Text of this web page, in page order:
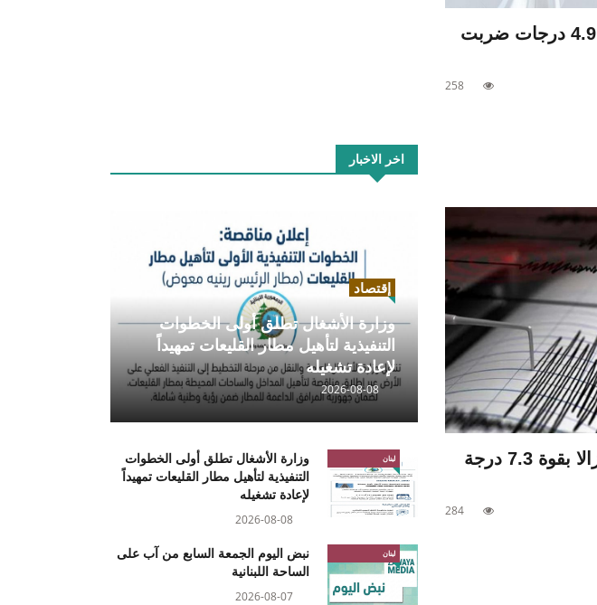
عاجل| هزة أرضية بقوة 4.9 درجات ضربت
258
عاجل| الصين تسجل زلزالا بقوة 7.3 درجة
284
اخر الاخبار
إقتصاد
وزارة الأشغال تطلق أولى الخطوات
التنفيذية لتأهيل مطار القليعات تمهيداً
لإعادة تشغيله
2026-08-08
لبنان
وزارة الأشغال تطلق أولى الخطوات
التنفيذية لتأهيل مطار القليعات تمهيداً
لإعادة تشغيله
2026-08-08
لبنان
نبض اليوم الجمعة السابع من آب على
الساحة اللبنانية
2026-08-07